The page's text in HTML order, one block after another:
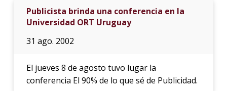
Publicista brinda una conferencia en la
Universidad ORT Uruguay
31 ago. 2002
El jueves 8 de agosto tuvo lugar la
conferencia El 90% de lo que sé de Publicidad.